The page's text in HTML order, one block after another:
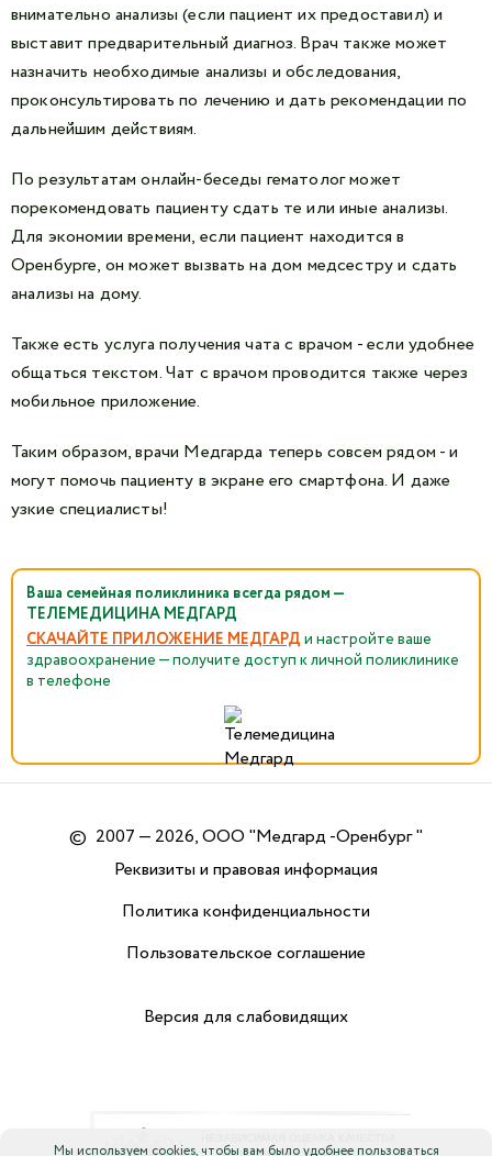
внимательно анализы (если пациент их предоставил) и
выставит предварительный диагноз. Врач также может
назначить необходимые анализы и обследования,
проконсультировать по лечению и дать рекомендации по
дальнейшим действиям.
По результатам онлайн-беседы гематолог может
порекомендовать пациенту сдать те или иные анализы.
Для экономии времени, если пациент находится в
Оренбурге, он может вызвать на дом медсестру и сдать
анализы на дому.
Также есть услуга получения чата с врачом - если удобнее
общаться текстом. Чат с врачом проводится также через
мобильное приложение.
Таким образом, врачи Медгарда теперь совсем рядом - и
могут помочь пациенту в экране его смартфона. И даже
узкие специалисты!
Ваша семейная поликлиника всегда рядом —
ТЕЛЕМЕДИЦИНА МЕДГАРД
СКАЧАЙТЕ ПРИЛОЖЕНИЕ МЕДГАРД и настройте ваше
здравоохранение — получите доступ к личной поликлинике
в телефоне
© 2007 — 2026, ООО "Медгард -Оренбург "
Реквизиты и правовая информация
Политика конфиденциальности
Пользовательское соглашение
Версия для слабовидящих
Мы используем cookies, чтобы вам было удобнее пользоваться